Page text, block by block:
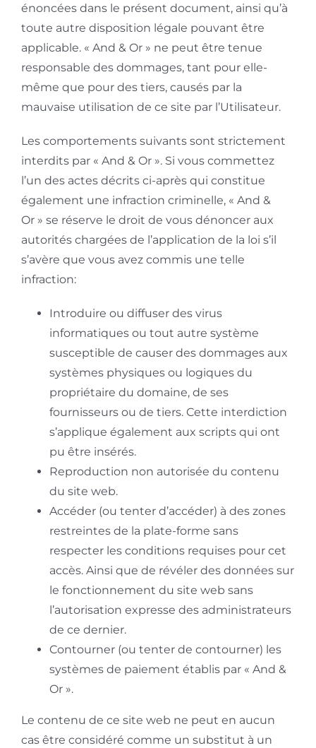
énoncées dans le présent document, ainsi qu’à
toute autre disposition légale pouvant être
applicable. « And & Or » ne peut être tenue
responsable des dommages, tant pour elle-
même que pour des tiers, causés par la
mauvaise utilisation de ce site par l’Utilisateur.
Les comportements suivants sont strictement
interdits par « And & Or ». Si vous commettez
l’un des actes décrits ci-après qui constitue
également une infraction criminelle, « And &
Or » se réserve le droit de vous dénoncer aux
autorités chargées de l’application de la loi s’il
s’avère que vous avez commis une telle
infraction:
Introduire ou diffuser des virus
informatiques ou tout autre système
susceptible de causer des dommages aux
systèmes physiques ou logiques du
propriétaire du domaine, de ses
fournisseurs ou de tiers. Cette interdiction
s’applique également aux scripts qui ont
pu être insérés.
Reproduction non autorisée du contenu
du site web.
Accéder (ou tenter d’accéder) à des zones
restreintes de la plate-forme sans
respecter les conditions requises pour cet
accès. Ainsi que de révéler des données sur
le fonctionnement du site web sans
l’autorisation expresse des administrateurs
de ce dernier.
Contourner (ou tenter de contourner) les
systèmes de paiement établis par « And &
Or ».
Le contenu de ce site web ne peut en aucun
cas être considéré comme un substitut à un